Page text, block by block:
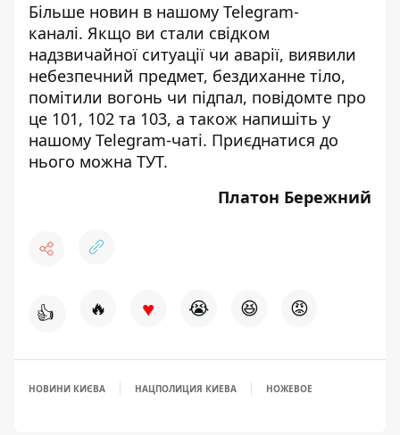
Більше новин в нашому Telegram-
каналі. Якщо ви стали свідком
надзвичайної ситуації чи аварії, виявили
небезпечний предмет, бездиханне тіло,
помітили вогонь чи підпал, повідомте про
це 101, 102 та 103, а також напишіть у
нашому Telegram-чаті. Приєднатися до
нього можна ТУТ.
Платон Бережний
👍 🔥 ♥ 😭 😆 😡
НОВИНИ КИЄВА НАЦПОЛИЦИЯ КИЕВА НОЖЕВОЕ